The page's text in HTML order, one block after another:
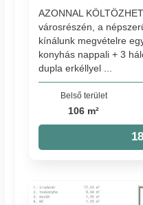
AZONNAL
városrészén, a
kínálunk megvételre
konyhás nappali + 3
dupla erkéllyel ...
Belső terület
106 m²